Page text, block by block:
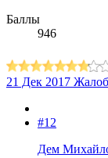
Баллы
946
21 Дек 2017
#12
Дем